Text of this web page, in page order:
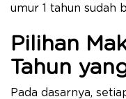
umur 1 tahun sudah
Pilihan
Tahun
Pada dasarnya,